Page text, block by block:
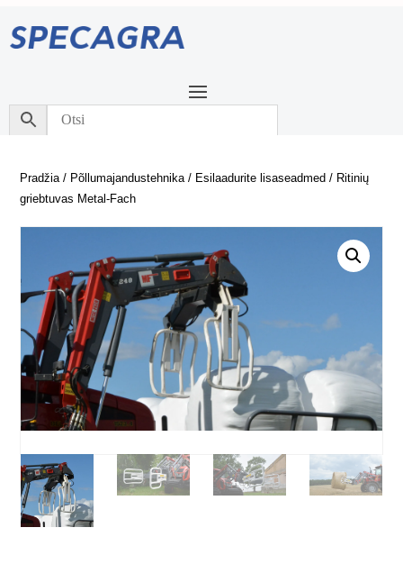
Pradžia/ Põllumajandustehnika/ Esilaadurite lisaseadmed / Ritinių
griebtuvas Metal-Fach